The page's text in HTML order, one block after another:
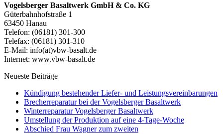
Vogelsberger Basaltwerk GmbH & Co. KG
Güterbahnhofstraße 1
63450 Hanau
Telefon: (06181) 301-300
Telefax: (06181) 301-310
E-Mail: info(at)vbw-basalt.de
Internet: www.vbw-basalt.de
Neueste Beiträge
Kündigung bestehender Liefer- und Leistungsvereinbarungen
Brecherreparatur bei der Vogelsberger Basaltwerk
Winterreparatur Vogelsberger Basaltwerk
Umstellung der Produktion auf eine 4-Tage-Woche
Abschied Frau Wagner zum zweiten